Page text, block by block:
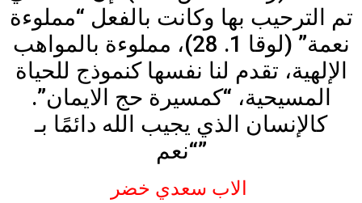
تم الترحيب بها وكانت بالفعل “مملوءة
نعمة” (لوقا 1. 28)، مملوءة بالمواهب
الإلهية، تقدم لنا نفسها كنموذج للحياة
المسيحية، “كمسيرة حج الايمان”.
كالإنسان الذي يجيب الله دائمًا بـ
“نعم”
الاب سعدي خضر